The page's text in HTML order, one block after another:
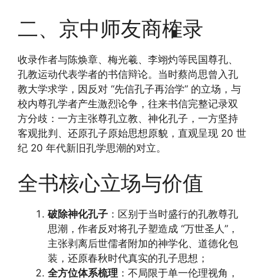
二、京中师友商榷录
收录作者与陈焕章、梅光羲、李翊灼等民国尊孔、
孔教运动代表学者的书信辩论。当时蔡尚思曾入孔
教大学求学，因反对 “先信孔子再治学” 的立场，与
校内尊孔学者产生激烈论争，往来书信完整记录双
方分歧：一方主张尊孔立教、神化孔子，一方坚持
客观批判、还原孔子原始思想原貌，直观呈现 20 世
纪 20 年代新旧孔学思潮的对立。
全书核心立场与价值
破除神化孔子 ：区别于当时盛行的孔教尊孔
思潮，作者反对将孔子塑造成 “万世圣人”，
主张剥离后世儒者附加的神学化、道德化包
装，还原春秋时代真实的孔子思想；
全方位体系梳理 ：不局限于单一伦理视角，